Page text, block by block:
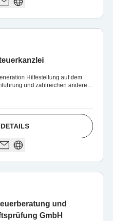
Hilfestellung auf dem
und zahlreichen anderen
und
GmbH